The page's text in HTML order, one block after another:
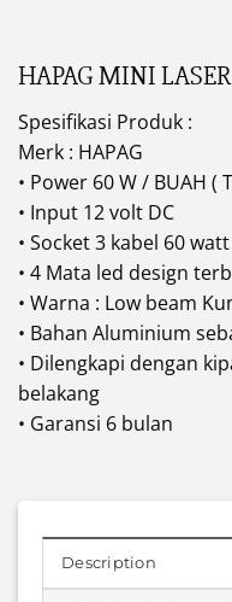
HAPAG MINI
Spesifikasi Produk :
Merk : HAPAG
• Power 60 W / BUAH (
• Input 12 volt DC
• Socket 3 kabel 60
• 4 Mata led design
• Warna : Low beam
• Bahan Aluminium
• Dilengkapi dengan
belakang
• Garansi 6 bulan
Description